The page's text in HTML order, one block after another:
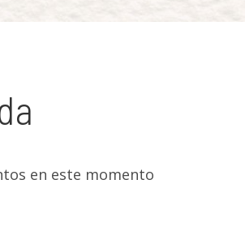
en este momento